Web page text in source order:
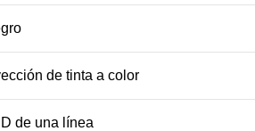
de tinta a color
de una línea